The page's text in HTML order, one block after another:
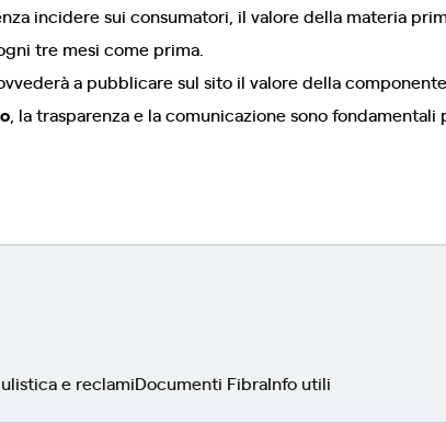
incidere sui consumatori, il valore della materia
tre mesi come prima.
a pubblicare sul sito il valore della
, la trasparenza e la comunicazione sono
e reclamiDocumenti FibraInfo utili